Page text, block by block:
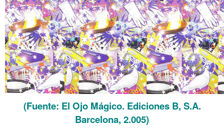
(Fuente: El Ojo Mágico. Ediciones B, S.A.
Barcelona, 2.005)